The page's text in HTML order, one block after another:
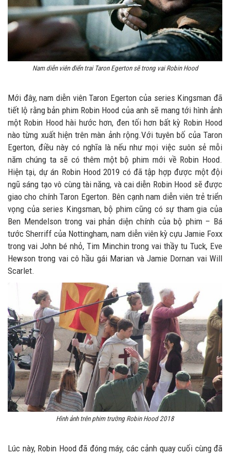
Nam diễn viên điển trai Taron Egerton sẽ trong vai Robin Hood
Mới đây, nam diễn viên Taron Egerton của series Kingsman đã
tiết lộ rằng bản phim Robin Hood của anh sẽ mang tới hình ảnh
một Robin Hood hài hước hơn, đen tối hơn bất kỳ Robin Hood
nào từng xuất hiện trên màn ảnh rộng.Với tuyên bố của Taron
Egerton, điều này có nghĩa là nếu như mọi việc suôn sẻ mỗi
năm chúng ta sẽ có thêm một bộ phim mới về Robin Hood.
Hiện tại, dự án Robin Hood 2019 có đã tập hợp được một đội
ngũ sáng tạo vô cùng tài năng, và cai diễn Robin Hood sẽ được
giao cho chính Taron Egerton. Bên cạnh nam diễn viên trẻ triển
vọng của series Kingsman, bộ phim cũng có sự tham gia của
Ben Mendelson trong vai phản diện chính của bộ phim – Bá
tước Sherriff của Nottingham, nam diễn viên kỳ cựu Jamie Foxx
trong vai John bé nhỏ, Tim Minchin trong vai thầy tu Tuck, Eve
Hewson trong vai cô hầu gái Marian và Jamie Dornan vai Will
Scarlet.
Hình ảnh trên phim trường Robin Hood 2018
Lúc này, Robin Hood đã đóng máy, các cảnh quay cuối cùng đã